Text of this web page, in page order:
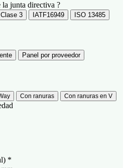
la junta directiva ?
Clase 3 IATF16949
ISO 13485
Panel por proveedor
Con ranuras Con ranuras en V
*